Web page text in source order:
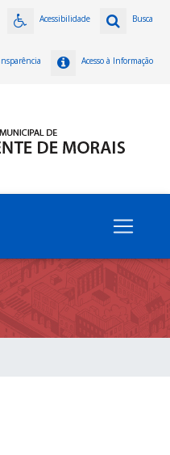
Busca
Acessibilidade
Acesso à Informação